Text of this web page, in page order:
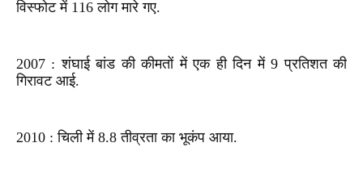
विस्फोट में 116 लोग मारे गए.
2007 : शंघाई बांड की कीमतों में एक ही दिन में 9 प्रतिशत की
गिरावट आई.
2010 : चिली में 8.8 तीव्रता का भूकंप आया.